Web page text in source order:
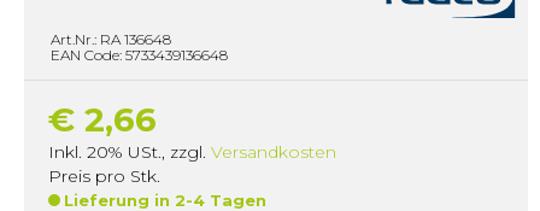
Art.Nr.: RA 136648
EAN Code: 5733439136648
€ 2,66
Inkl. 20% USt. zzgl. Versandkosten
Preis pro Stk.
Lieferung in 2-4 Tagen